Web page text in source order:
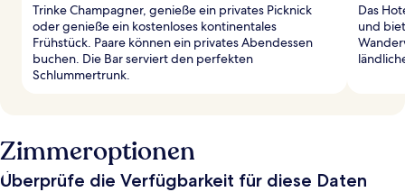
Trinke Champagner, genieße ein privates Picknick
oder genieße ein kostenloses kontinentales
Frühstück. Paare können ein privates Abendessen
buchen. Die Bar serviert den perfekten
Schlummertrunk.
Das
und
Zimmeroptionen
Überprüfe die Verfügbarkeit für diese Daten